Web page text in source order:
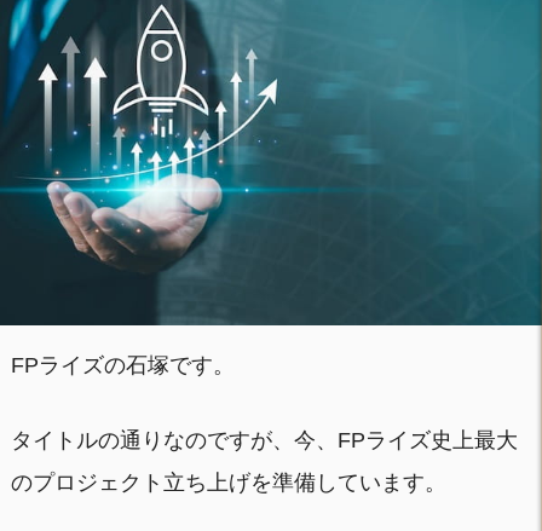
FPライズの石塚です。
タイトルの通りなのですが、今、FPライズ史上最大
のプロジェクト立ち上げを準備しています。